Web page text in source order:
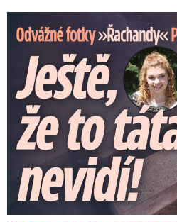
Odvážné fotky Denisy Pfauserové: